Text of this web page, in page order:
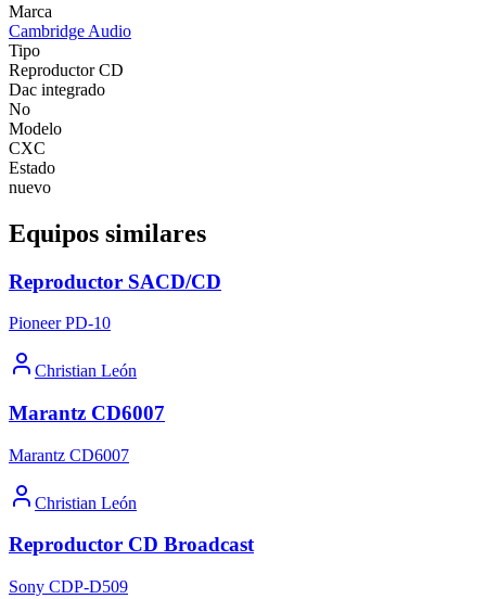
Marca
Cambridge Audio
Tipo
Reproductor CD
Dac integrado
No
Modelo
CXC
Estado
nuevo
Equipos similares
Reproductor SACD/CD
Pioneer PD-10
Christian León
Marantz CD6007
Marantz CD6007
Christian León
Reproductor CD Broadcast
Sony CDP-D509